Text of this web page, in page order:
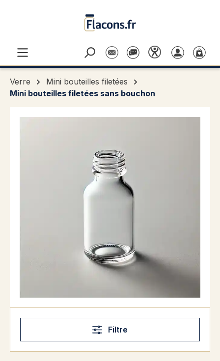
Verre
Mini bouteilles filetées
Mini bouteilles filetées sans bouchon
Filtre